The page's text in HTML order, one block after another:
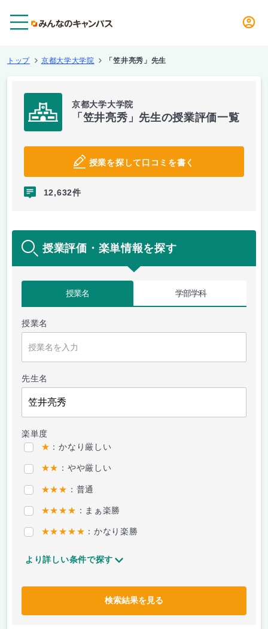
トップ 京都大学大学院 「笠井亮秀」先生
京都大学大学院
「笠井亮秀」先生の授業評価一覧
授業を探して口コミを書く
12,632件
授業評価・楽単情報を探す
授業名 学部学科
授業名
先生名
楽単度
★ ：かなり厳しい
★★ ：やや厳しい
★★★ ：普通
★★★★ ：まぁ楽勝
★★★★★ ：かなり楽勝
より詳しい条件で探す
検索結果を見る